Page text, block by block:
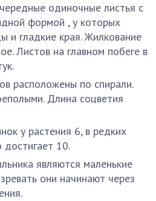
одиночные листья с
формой , у которых
и гладкие края. Жилкование
Листов на главном побеге в
расположены по спирали.
Длина соцветия
у растения 6, в редких
достигает 10.
являются маленькие
они начинают через